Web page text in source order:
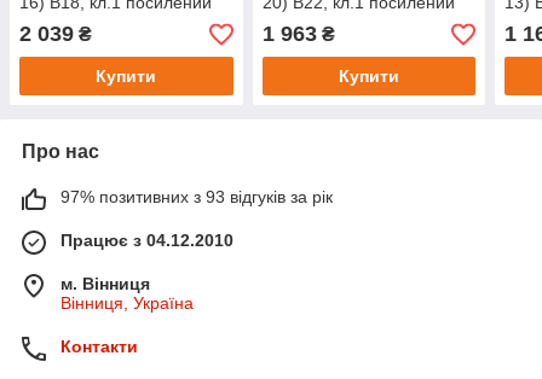
2 039 ₴
Купити
1 963₴
Купити
1
Про нас
97% позитивних з 93 відгуків за рік
Працює з 04.12.2010
м. Вінниця
Вінниця, Україна
Контакти